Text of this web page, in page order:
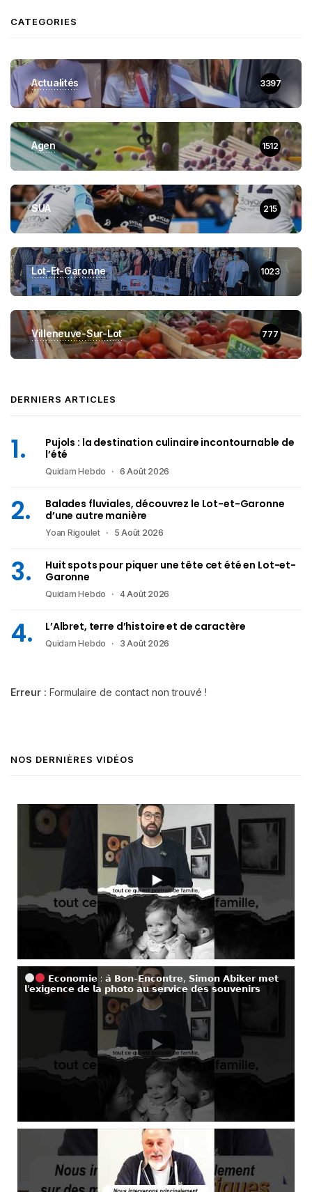
CATEGORIES
Actualités 3397
Agen 1512
SUA 215
Lot-Et-Garonne 1023
Villeneuve-Sur-Lot 777
DERNIERS ARTICLES
Pujols : la destination culinaire incontournable de
l’été
Quidam Hebdo 6 Août 2026
Balades fluviales, découvrez le Lot-et-Garonne
d’une autre manière
Yoan Rigoulet 5 Août 2026
Huit spots pour piquer une tête cet été en Lot-et-
Garonne
Quidam Hebdo 4 Août 2026
L’Albret, terre d’histoire et de caractère
Quidam Hebdo 3 Août 2026
Erreur : Formulaire de contact non trouvé !
NOS DERNIÈRES VIDÉOS
𝗘𝗰𝗼𝗻𝗼𝗺𝗶𝗲 : 𝗮̀ 𝗕𝗼𝗻-𝗘𝗻𝗰𝗼𝗻𝘁𝗿𝗲, 𝗦𝗶𝗺𝗼𝗻 𝗔𝗯𝗶𝗸𝗲𝗿 𝗺𝗲𝘁
𝗹’𝗲𝘅𝗶𝗴𝗲𝗻𝗰𝗲 𝗱𝗲 𝗹𝗮 𝗽𝗵𝗼𝘁𝗼 𝗮𝘂 𝘀𝗲𝗿𝘃𝗶𝗰𝗲 𝗱𝗲𝘀 𝘀𝗼𝘂𝘃𝗲𝗻𝗶𝗿𝘀